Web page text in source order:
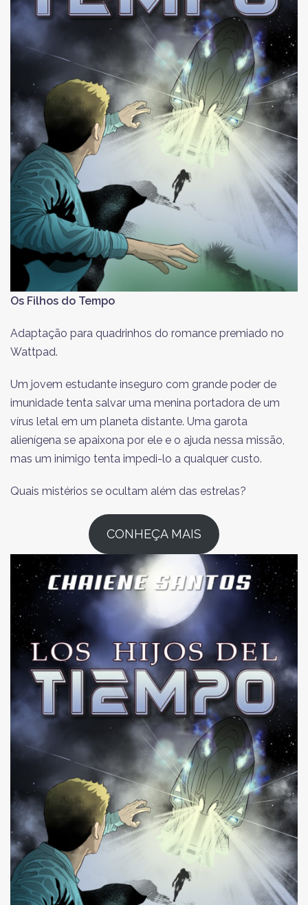
Os Filhos do Tempo
Adaptação para quadrinhos do romance premiado no
Wattpad.
Um jovem estudante inseguro com grande poder de
imunidade tenta salvar uma menina portadora de um
vírus letal em um planeta distante. Uma garota
alienígena se apaixona por ele e o ajuda nessa missão,
mas um inimigo tenta impedi-lo a qualquer custo.
Quais mistérios se ocultam além das estrelas?
CONHEÇA MAIS